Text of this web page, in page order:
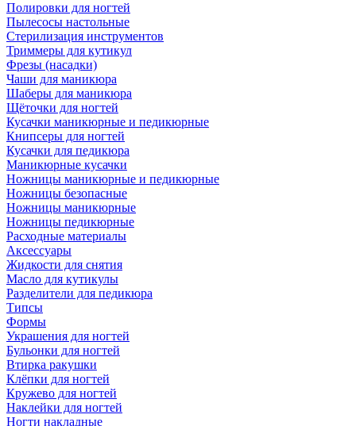
Полировки для ногтей
Пылесосы настольные
Стерилизация инструментов
Триммеры для кутикул
Фрезы (насадки)
Чаши для маникюра
Шаберы для маникюра
Щёточки для ногтей
Кусачки маникюрные и педикюрные
Книпсеры для ногтей
Кусачки для педикюра
Маникюрные кусачки
Ножницы маникюрные и педикюрные
Ножницы безопасные
Ножницы маникюрные
Ножницы педикюрные
Расходные материалы
Аксессуары
Жидкости для снятия
Масло для кутикулы
Разделители для педикюра
Типсы
Формы
Украшения для ногтей
Бульонки для ногтей
Втирка ракушки
Клёпки для ногтей
Кружево для ногтей
Наклейки для ногтей
Ногти накладные